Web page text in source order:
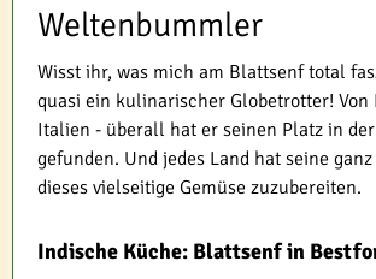
Weltenbummler
Wisst ihr, was mich am Blattsenf total
quasi ein kulinarischer Globetrotter! Von
Italien - überall hat er seinen Platz in
gefunden. Und jedes Land hat seine
dieses vielseitige Gemüse zuzubereiten.
Indische Küche: Blattsenf in